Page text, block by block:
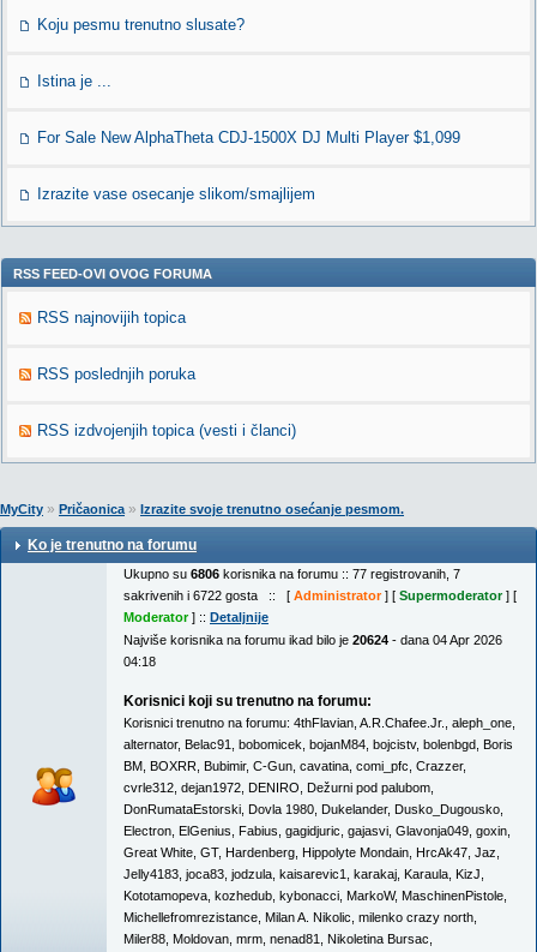
Koju pesmu trenutno slusate?
Istina je ...
For Sale New AlphaTheta CDJ-1500X DJ Multi Player $1,099
Izrazite vase osecanje slikom/smajlijem
RSS FEED-OVI OVOG FORUMA
RSS najnovijih topica
RSS poslednjih poruka
RSS izdvojenjih topica (vesti i članci)
MyCity » Pričaonica» Izrazite svoje trenutno osećanje pesmom.
Ko je trenutno na forumu
Ukupno su 6806 korisnika na forumu :: 77 registrovanih, 7
sakrivenih i 6722 gosta :: [ Administrator] [ Supermoderator] [
Moderator] :: Detaljnije
Najviše korisnika na forumu ikad bilo je 20624 - dana 04 Apr 2026
04:18
Korisnici koji su trenutno na forumu:
Korisnici trenutno na forumu: 4thFlavian A.R.Chafee.Jr. aleph_one
alternator, Belac91 bobomicek bojanM84 bojcistv, bolenbgd Boris
BM BOXRR Bubimir, C-Gun cavatina comi_pfc Crazzer,
cvrle312 dejan1972 DENIRO Dežurni pod palubom
DonRumataEstorski Dovla 1980 Dukelander, Dusko_Dugousko
Electron ElGenius Fabius gagidjuric gajasvi Glavonja049 goxin
Great White GT, Hardenberg Hippolyte Mondain HrcAk47 Jaz
Jelly4183 joca83 jodzula kaisarevic1 karakaj Karaula KizJ
Kototamopeva kozhedub kybonacci MarkoW, MaschinenPistole
Michellefromrezistance Milan A. Nikolic milenko crazy north
Miler88 Moldovan mrm nenad81 Nikoletina Bursac